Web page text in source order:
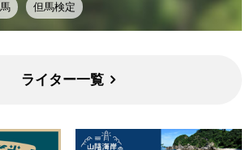
但馬検定
ライター一覧